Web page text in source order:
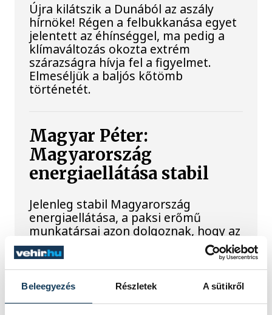
Beleegyezés Részletek A sütikről
Újra kilátszik a Dunából az aszály
hírnöke! Régen a felbukkanása egyet
jelentett az éhínséggel, ma pedig a
klímaváltozás okozta extrém
szárazságra hívja fel a figyelmet.
Elmeséljük a baljós kőtömb
történetét.
Magyar Péter:
Magyarország
energiaellátása stabil
Jelenleg stabil Magyarország
energiaellátása, a paksi erőmű
munkatársai azon dolgoznak, hogy az
utolsó még termelő turbina
hibamentesen működjön - közölte a
miniszterelnök a paksi erőműnél tett
keddi látogatása során.